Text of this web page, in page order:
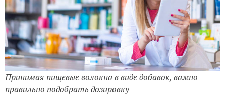
Принимая пищевые волокна в виде добавок, важно
правильно подобрать дозировку